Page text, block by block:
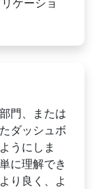
ケーショ
門、または
ダッシュボ
うにしま
に理解でき
り良く、よ